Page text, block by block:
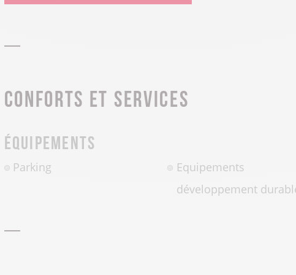
Conforts et services
Équipements
Parking
Equipements
développement